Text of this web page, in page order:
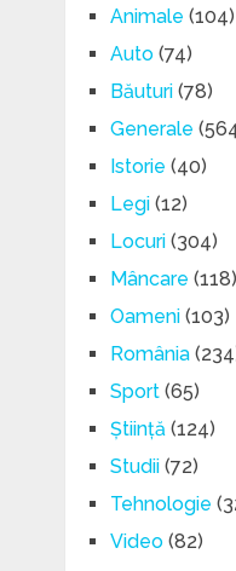
Animale (104)
Auto(74)
Băuturi(78)
Generale
Istorie (40)
Legi(12)
Locuri(304)
Mâncare (118)
Oameni(103)
România
Sport(65)
Știință(124)
Studii(72)
Tehnologie
Video(82)